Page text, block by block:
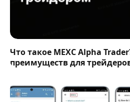
Что такое MEXC Alpha
преимуществ для